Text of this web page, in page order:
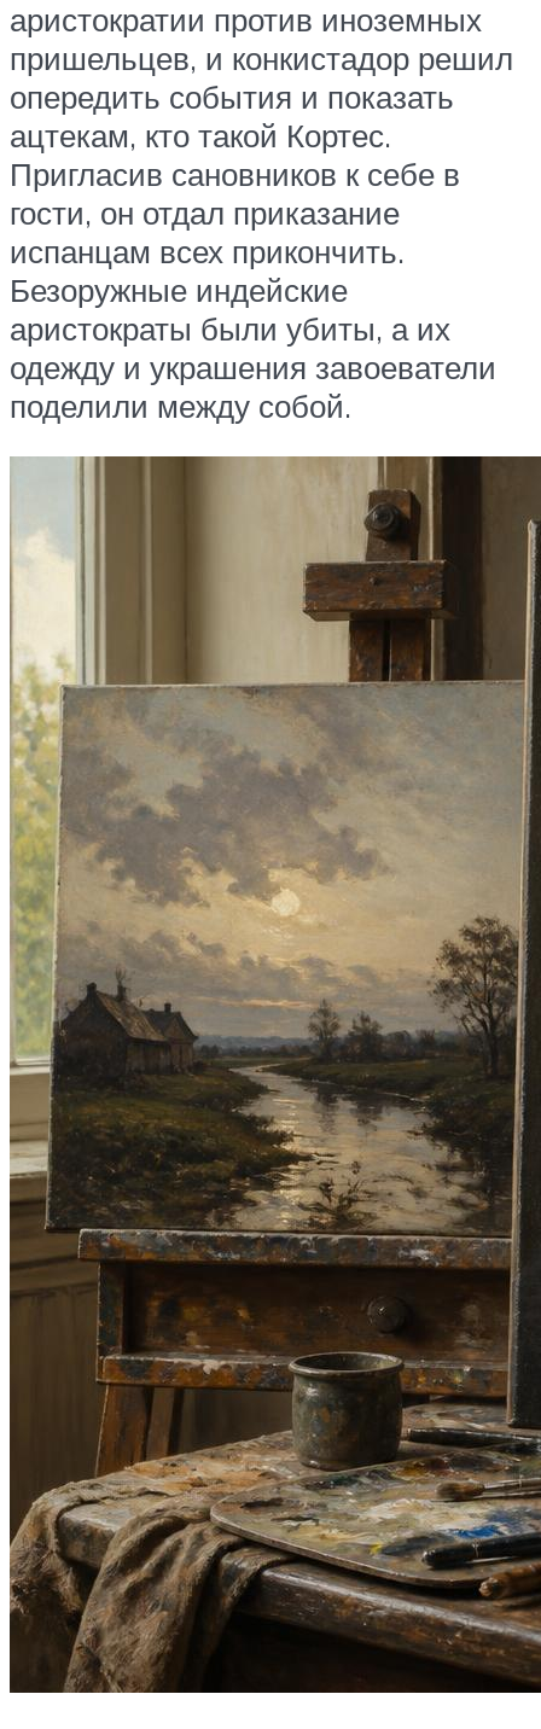
аристократии против иноземных
пришельцев, и конкистадор решил
опередить события и показать
ацтекам, кто такой Кортес.
Пригласив сановников к себе в
гости, он отдал приказание
испанцам всех прикончить.
Безоружные индейские
аристократы были убиты, а их
одежду и украшения завоеватели
поделили между собой.